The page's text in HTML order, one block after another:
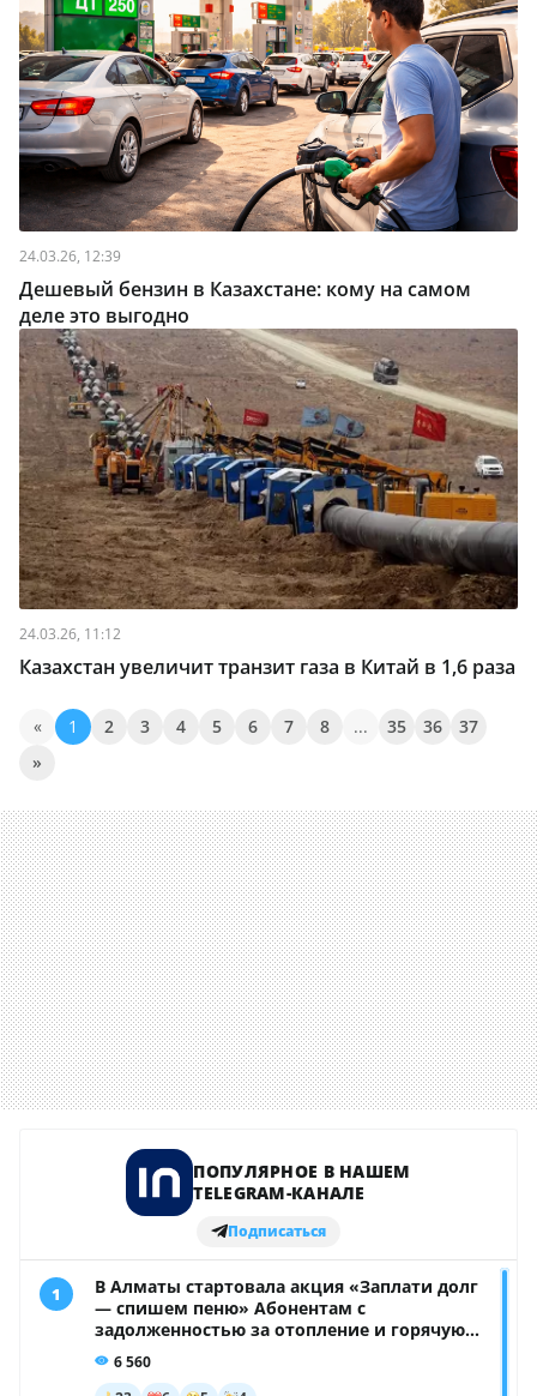
24.03.26, 12:39
Дешевый бензин в Казахстане: кому на самом
деле это выгодно
24.03.26, 11:12
Казахстан увеличит транзит газа в Китай в 1,6 раза
« 1 2 3 4 5 6 7 8 ... 35 36
37
»